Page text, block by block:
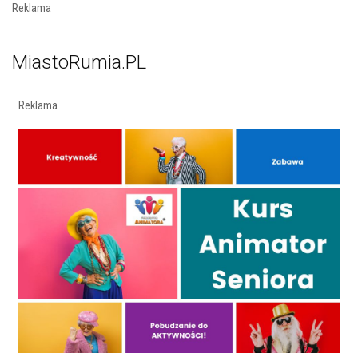
Reklama
MiastoRumia.PL
Reklama